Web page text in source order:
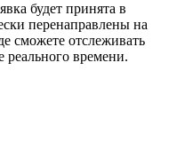
будет принята в
перенаправлены на
сможете отслеживать
реального времени.